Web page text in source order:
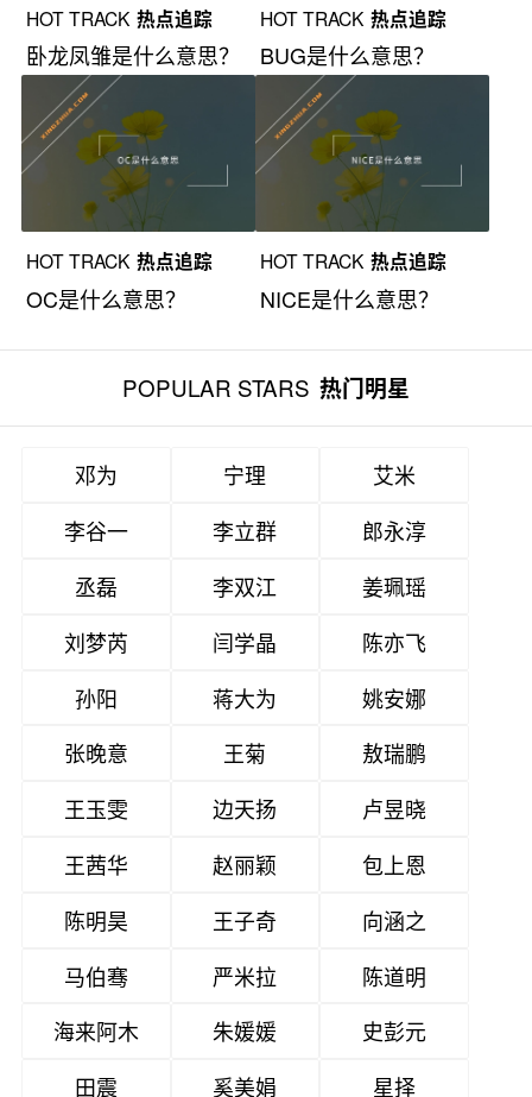
HOT TRACK 热点追踪
卧龙凤雏是什么意思？
HOT TRACK 热点追踪
BUG是什么意思？
HOT TRACK 热点追踪
OC是什么意思？
HOT TRACK 热点追踪
NICE是什么意思？
POPULAR STARS 热门明星
邓为 宁理
艾米
李谷一
李立群
郎永淳
丞磊
李双江
姜珮瑶
刘梦芮
闫学晶
陈亦飞
孙阳
蒋大为
姚安娜
张晚意
王菊
敖瑞鹏
王玉雯
边天扬
卢昱晓
王茜华
赵丽颖
包上恩
陈明昊
王子奇
向涵之
马伯骞
严米拉
陈道明
海来阿木
朱媛媛
史彭元
田震
奚美娟 星择